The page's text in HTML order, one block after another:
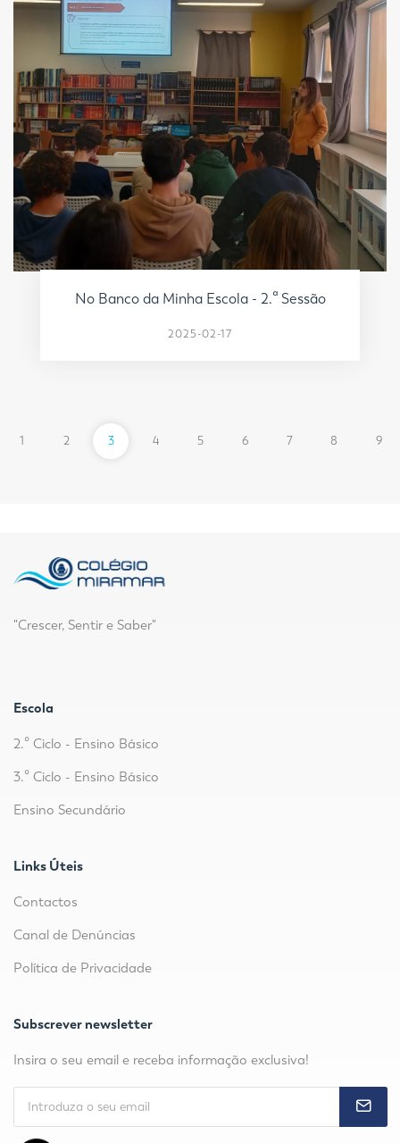
No Banco da Minha Escola - 2.ª Sessão
2025-02-17
1 2 3 4 5 6 7 8 9
"Crescer, Sentir e Saber"
Escola
2.º Ciclo - Ensino Básico
3.º Ciclo - Ensino Básico
Ensino Secundário
Links Úteis
Contactos
Canal de Denúncias
Política de Privacidade
Subscrever newsletter
Insira o seu email e receba informação exclusiva!